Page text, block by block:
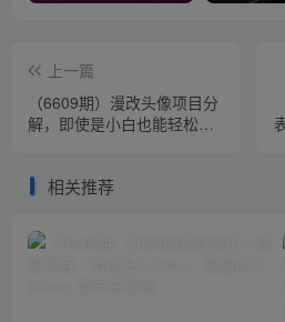
上一篇
（6609期）漫改头像项目分
解，即使是小白也能轻松上
相关推荐